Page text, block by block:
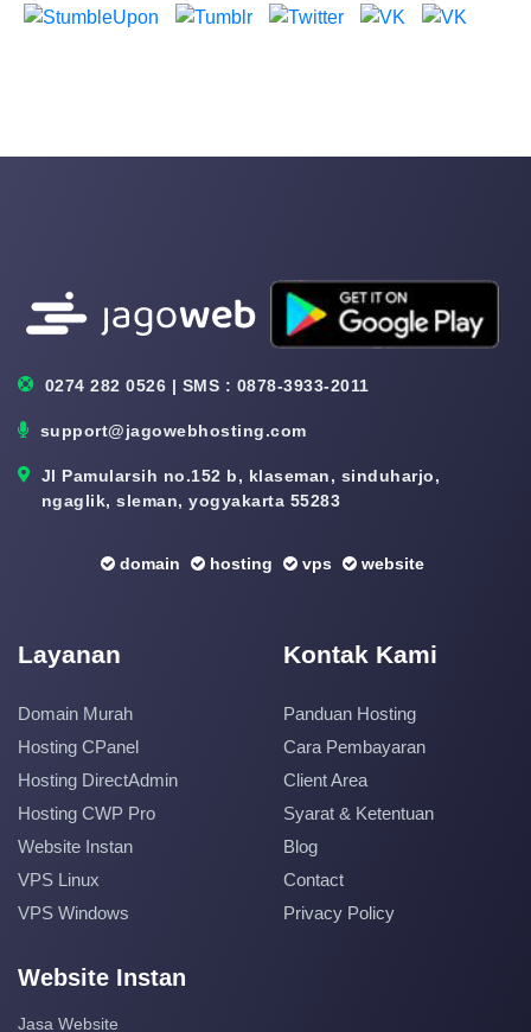
0274 282 0526 | SMS : 0878-3933-2011
support@jagowebhosting.com
Jl Pamularsih no.152 b, klaseman, sinduharjo,
ngaglik, sleman, yogyakarta 55283
domain hosting vps website
Layanan
Domain Murah
Hosting CPanel
Hosting DirectAdmin
Hosting CWP Pro
Website Instan
VPS Linux
VPS Windows
Kontak Kami
Panduan Hosting
Cara Pembayaran
Client Area
Syarat & Ketentuan
Blog
Contact
Privacy Policy
Website Instan
Jasa Website